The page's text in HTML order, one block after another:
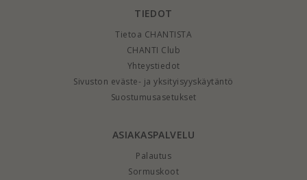
TIEDOT
Tietoa CHANTISTA
CHANTI Club
Yhteystiedot
Sivuston eväste- ja yksityisyyskäytäntö
Suostumusasetukset
ASIAKASPALVELU
Palautus
Sormuskoot